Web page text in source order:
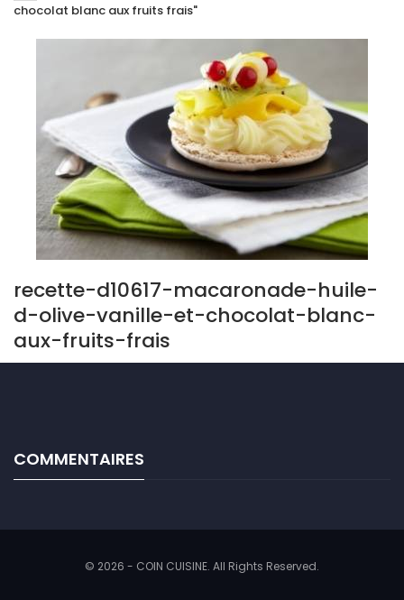
chocolat blanc aux fruits frais"
recette-d10617-macaronade-huile-
d-olive-vanille-et-chocolat-blanc-
aux-fruits-frais
COMMENTAIRES
© 2026 - COIN CUISINE. All Rights Reserved.